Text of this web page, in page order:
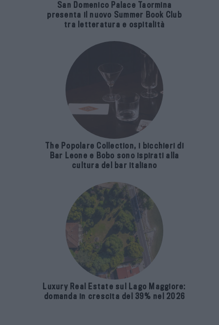
San Domenico Palace Taormina
presenta il nuovo Summer Book Club
tra letteratura e ospitalità
The Popolare Collection, i bicchieri di
Bar Leone e Bobo sono ispirati alla
cultura del bar italiano
Luxury Real Estate sul Lago Maggiore:
domanda in crescita del 39% nel 2026